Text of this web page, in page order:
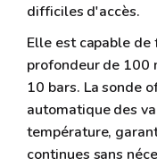
difficiles d'accès.
Elle est capable
profondeur de 100
10 bars. La sonde
automatique des
température,
continues sans